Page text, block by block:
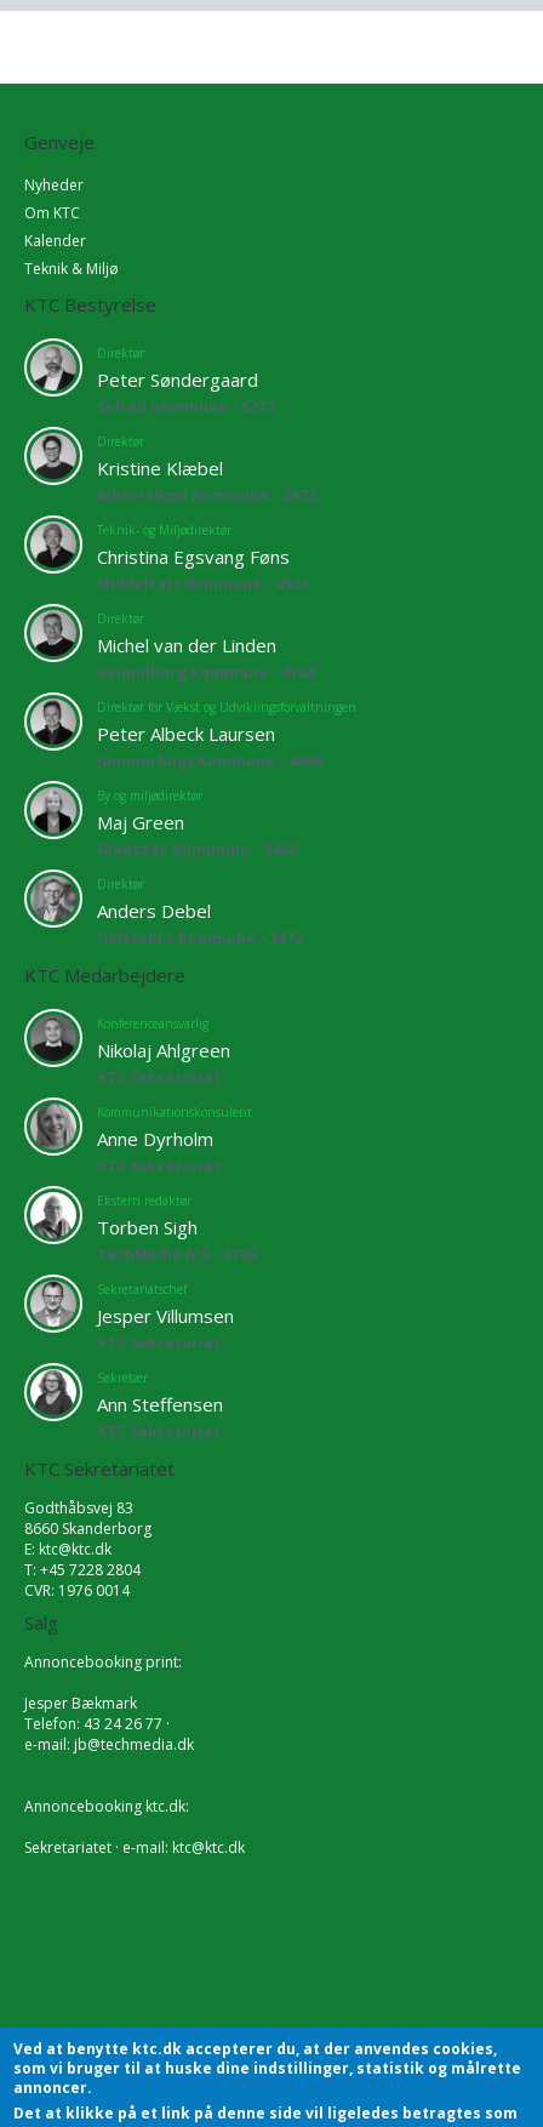
Genveje
Nyheder
Om KTC
Kalender
Teknik & Miljø
KTC Bestyrelse
Direktør
Peter Søndergaard
Solrød Kommune - 5272
Direktør
Kristine Klæbel
Albertslund Kommune - 2673
Teknik- og Miljødirektør
Christina Egsvang Føns
Middelfart Kommune - 4525
Direktør
Michel van der Linden
Kalundborg Kommune - 4108
Direktør for Vækst og Udviklingsforvaltningen
Peter Albeck Laursen
Jammerbugt Kommune - 4068
By og miljødirektør
Maj Green
Gladsaxe Kommune - 3460
Direktør
Anders Debel
Holstebro Kommune - 3872
KTC Medarbejdere
Konferenceansvarlig
Nikolaj Ahlgreen
KTC Sekretariat
Kommunikationskonsulent
Anne Dyrholm
KTC Sekretariat
Ekstern redaktør
Torben Sigh
TechMedia A/S - 6769
Sekretariatschef
Jesper Villumsen
KTC Sekretariat
Sekretær
Ann Steffensen
KTC Sekretariat
KTC Sekretariatet
Godthåbsvej 83
8660 Skanderborg
E: ktc@ktc.dk
T: +45 7228 2804
CVR: 1976 0014
Salg
Annoncebooking print:
Jesper Bækmark
Telefon: 43 24 26 77 ·
e-mail: jb@techmedia.dk
Annoncebooking ktc.dk:
Sekretariatet · e-mail: ktc@ktc.dk
Ved at benytte ktc.dk accepterer du, at der anvendes cookies,
som vi bruger til at huske dine indstillinger, statistik og målrette
annoncer.
Det at klikke på et link på denne side vil ligeledes betragtes som